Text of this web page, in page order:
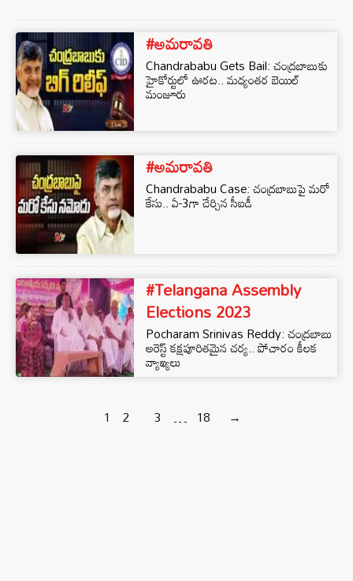
#అమరావతి
Chandrababu Gets Bail: చంద్రబాబుకు
హైకోర్టులో ఊరట.. మధ్యంతర బెయిల్‌
మంజూరు
#అమరావతి
Chandrababu Case: చంద్రబాబుపై మరో
కేసు.. ఏ-3గా చేర్చిన సీఐడీ
#Telangana Assembly
Elections 2023
Pocharam Srinivas Reddy: చంద్రబాబు
అరెస్ట్ కక్షపూరితమైన చర్య.. పోచారం కీలక
వ్యాఖ్యలు
1 2 3 … 18 →